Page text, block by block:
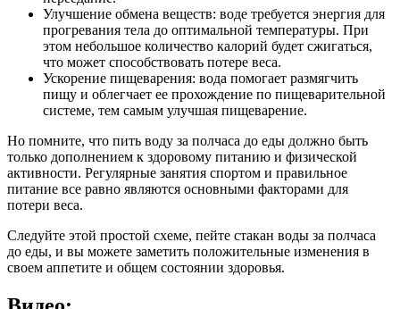
Улучшение обмена веществ: воде требуется энергия для
прогревания тела до оптимальной температуры. При
этом небольшое количество калорий будет сжигаться,
что может способствовать потере веса.
Ускорение пищеварения: вода помогает размягчить
пищу и облегчает ее прохождение по пищеварительной
системе, тем самым улучшая пищеварение.
Но помните, что пить воду за полчаса до еды должно быть
только дополнением к здоровому питанию и физической
активности. Регулярные занятия спортом и правильное
питание все равно являются основными факторами для
потери веса.
Следуйте этой простой схеме, пейте стакан воды за полчаса
до еды, и вы можете заметить положительные изменения в
своем аппетите и общем состоянии здоровья.